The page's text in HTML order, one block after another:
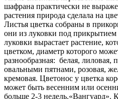
шафрана практически не
растения природа сделала на
Листья цветка собраны в
они из луковки под
луковки вырастает растение,
цветком, диаметр которого
разнообразная: белая, лиловая,
овальными пятнами, розовая,
кремовая. Цветонос у цветка
может быть весенним или
больше 2-3 недель.«Вангуард».